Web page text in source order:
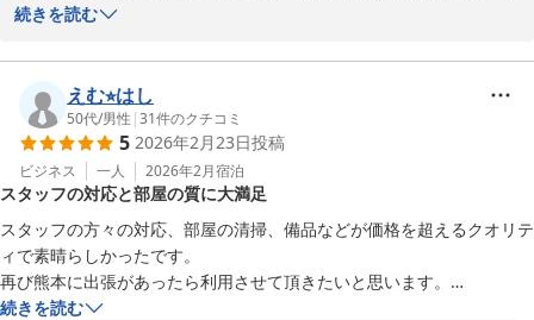
誠にありがとうございます。
お部屋の清潔さやアメニティの充実度、便利な立地についてご満足
いただけたご様子を伺い、スタッフ一同大変嬉しく思っておりま
す。お客様に安全かつ快適にご滞在いただけるよう、今後も設備や
サービスの向上に努めてまいります。
また熊本へお越しの際には、ぜひ当ホテルをご利用いただければ幸
いです。お客様のご来館を心よりお待ち申し上げております。
相鉄グランドフレッサ熊本
フロントスタッフ
続きを読む
えむ⭐︎はし
50代/男性 |31件のクチコミ
5 2026年2月23日投稿
ビジネス 一人 2026年2月宿泊
スタッフの対応と部屋の質に大満足
スタッフの方々の対応、部屋の清掃、備品などが価格を超えるクオリテ
ィで素晴らしかったです。
再び熊本に出張があったら利用させて頂きたいと思います。
お世話になりました。ありがとうございました！
続きを読む